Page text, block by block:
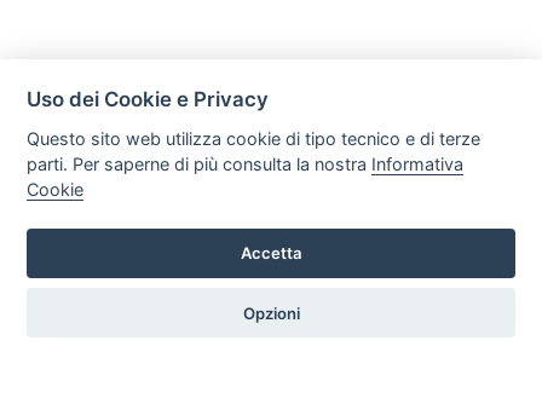
Tel. +39 0296846010 / +39 3472680371 Email: info@legalaiditalia.it
Uso dei Cookie e Privacy
Questo sito web utilizza cookie di tipo tecnico e di terze
parti. Per saperne di più consulta la nostra Informativa
Cookie
Accetta
Opzioni